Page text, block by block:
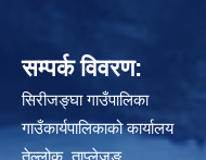
सम्पर्क विवरण:
सिरीजङ्घा गाउँपालिका
गाउँकार्यपालिकाको कार्यालय
तेल्लोक, ताप्लेजुङ